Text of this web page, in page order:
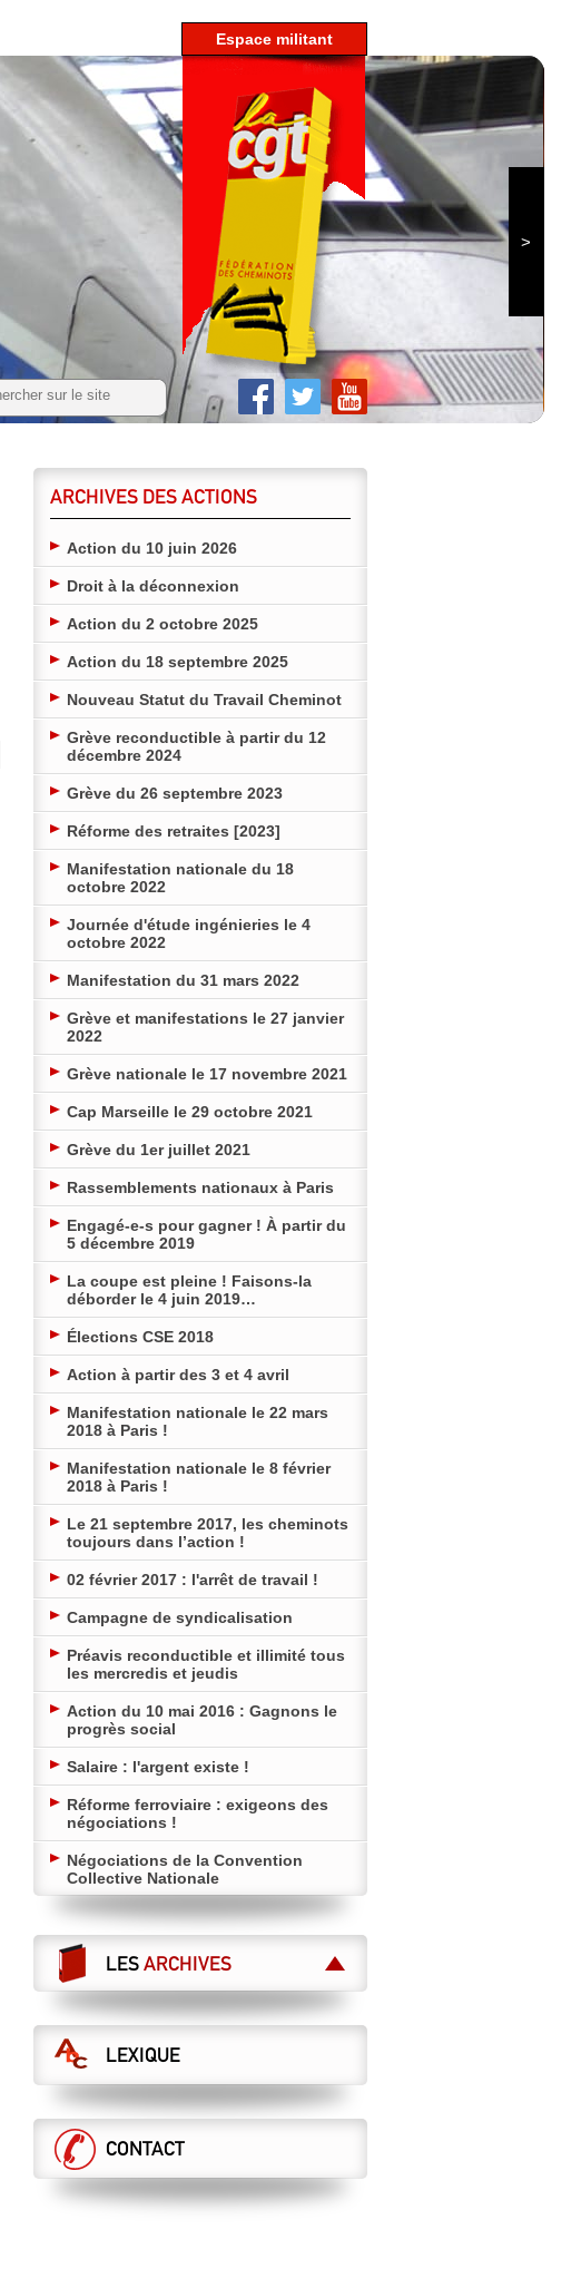
espace militant
ARCHIVES DES ACTIONS
Action du 10 juin 2026
Droit à la déconnexion
Action du 2 octobre 2025
Action du 18 septembre 2025
Nouveau Statut du Travail Cheminot
Grève reconductible à partir du 12
décembre 2024
Grève du 26 septembre 2023
Réforme des retraites [2023]
Manifestation nationale du 18
octobre 2022
Journée d'étude ingénieries le 4
octobre 2022
Manifestation du 31 mars 2022
Grève et manifestations le 27 janvier
2022
Grève nationale le 17 novembre 2021
Cap Marseille le 29 octobre 2021
Grève du 1er juillet 2021
Rassemblements nationaux à Paris
Engagé-e-s pour gagner ! À partir du
5 décembre 2019
La coupe est pleine ! Faisons-la
déborder le 4 juin 2019…
Élections CSE 2018
Action à partir des 3 et 4 avril
Manifestation nationale le 22 mars
2018 à Paris !
Manifestation nationale le 8 février
2018 à Paris !
Le 21 septembre 2017, les cheminots
toujours dans l’action !
02 février 2017 : l'arrêt de travail !
Campagne de syndicalisation
Préavis reconductible et illimité tous
les mercredis et jeudis
Action du 10 mai 2016 : Gagnons le
progrès social
Salaire : l'argent existe !
Réforme ferroviaire : exigeons des
négociations !
Négociations de la Convention
Collective Nationale
LESARCHIVES
LEXIQUE
CONTACT